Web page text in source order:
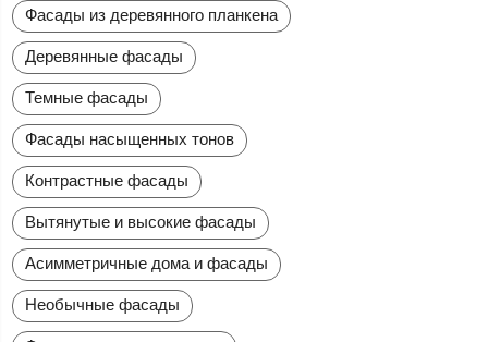
Фасады из деревянного планкена
Деревянные фасады
Темные фасады
Фасады насыщенных тонов
Контрастные фасады
Вытянутые и высокие фасады
Асимметричные дома и фасады
Необычные фасады